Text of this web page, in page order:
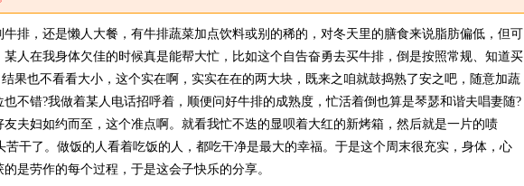
牛排，还是懒人大餐，有牛排蔬菜加点饮料或别的稀的，对冬天里的膳食来说脂肪偏低，但可
人在我身体欠佳的时候真是能帮大忙，比如这个自告奋勇去买牛排，倒是按照常规、知道买
果也不看看大小，这个实在啊，实实在在的两大块，既来之咱就鼓捣熟了安之吧，随意加蔬
不错?我做着某人电话招呼着，顺便问好牛排的成熟度，忙活着倒也算是琴瑟和谐夫唱妻随?
友夫妇如约而至，这个准点啊。就看我忙不迭的显呗着大红的新烤箱，然后就是一片的啧
干了。做饭的人看着吃饭的人，都吃干净是最大的幸福。于是这个周末很充实，身体，心
是劳作的每个过程，于是这会子快乐的分享。